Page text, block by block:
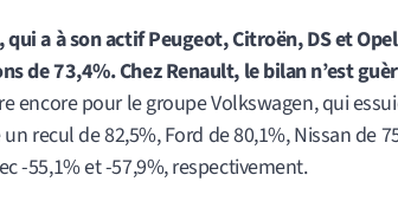
qui a à son actif Peugeot, Citroën, DS et
de 73,4%. Chez Renault, le bilan n’est
encore pour le groupe Volkswagen, qui
recul de 82,5%, Ford de 80,1%, Nissan de
-55,1% et -57,9%, respectivement.